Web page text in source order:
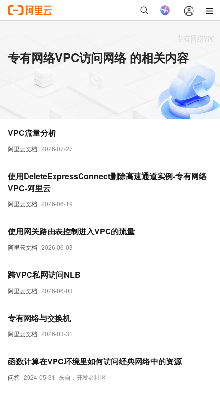
专有网络VPC访问网络 的相关内容
阿里云文档 2026-07-27
VPC流量分析
阿里云文档 2026-06-19
使用DeleteExpressConnect删除高速通道实例-专有网络
VPC-阿里云
阿里云文档 2026-06-03
使用网关路由表控制进入VPC的流量
阿里云文档 2026-06-03
跨VPC私网访问NLB
阿里云文档 2026-03-31
专有网络与交换机
问答 2024-05-31 来自：开发者社区
函数计算在VPC环境里如何访问经典网络中的资源